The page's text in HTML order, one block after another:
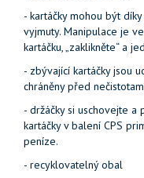
- kartáčky mohou být
vyjmuty. Manipulace je
kartáčku, „zaklikněte“ a
- zbývající kartáčky jsou
chráněny před
- držáčky si uschovejte
kartáčky v balení CPS
peníze.
- recyklovatelný obal